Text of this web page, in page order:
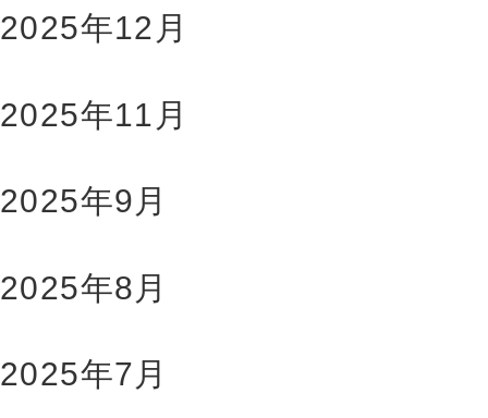
2025年12月
2025年11月
2025年9月
2025年8月
2025年7月